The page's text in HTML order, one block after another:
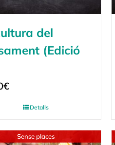
del
(Edició
€
Detalls
Sense places